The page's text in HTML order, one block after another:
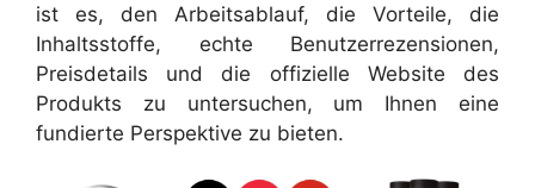
ist es, den Arbeitsablauf, die Vorteile, die
Inhaltsstoffe, echte Benutzerrezensionen,
Preisdetails und die offizielle Website des
Produkts zu untersuchen, um Ihnen eine
fundierte Perspektive zu bieten.